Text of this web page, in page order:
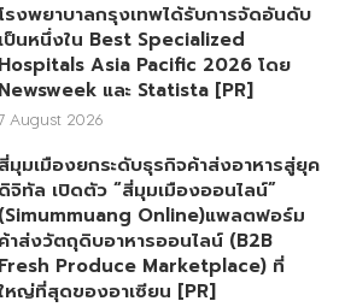
รงพยาบาลกรุงเทพได้รับการจัดอันดับ
เป็นหนึ่งใน Best Specialized
Hospitals Asia Pacific 2026 โดย
Newsweek และ Statista [PR]
August 2026
สี่มุมเมืองยกระดับธุรกิจค้าส่งอาหารสู่ยุค
ดิจิทัล เปิดตัว “สี่มุมเมืองออนไลน์”
(Simummuang Online)แพลตฟอร์ม
ค้าส่งวัตถุดิบอาหารออนไลน์ (B2B
Fresh Produce Marketplace) ที่
หญ่ที่สุดของอาเซียน [PR]